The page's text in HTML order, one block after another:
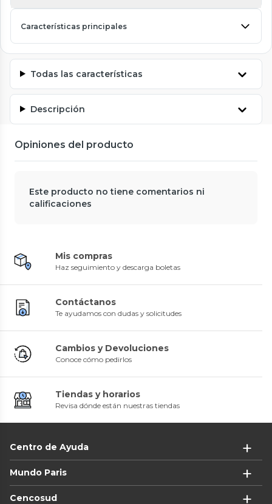
Características principales
Todas las características
Descripción
Opiniones del producto
Este producto no tiene comentarios ni
calificaciones
Mis compras
Haz seguimiento y descarga boletas
Contáctanos
Te ayudamos con dudas y solicitudes
Cambios y Devoluciones
Conoce cómo pedirlos
Tiendas y horarios
Revisa dónde están nuestras tiendas
Centro de Ayuda
Mundo Paris
Cencosud